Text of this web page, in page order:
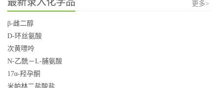
更多>
β-雌二醇
D-环丝氨酸
次黄嘌呤
N-乙酰－L-脯氨酸
17α-羟孕酮
米帕林二盐酸盐